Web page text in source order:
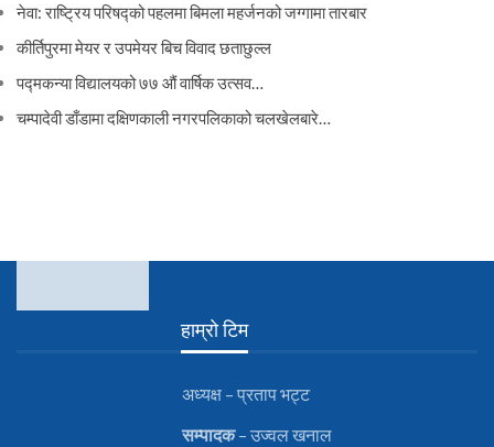
नेवा: राष्ट्रिय परिषद्को पहलमा बिमला महर्जनको जग्गामा तारबार
कीर्तिपुरमा मेयर र उपमेयर बिच विवाद छताछुल्ल
पद्मकन्या विद्यालयको ७७ औं ‌‌वार्षिक ‌उत्सव…
चम्पादेवी डाँडामा दक्षिणकाली नगरपलिकाको चलखेलबारे…
हाम्रो टिम
अध्यक्ष – प्रताप भट्ट
सम्पादक– उज्वल खनाल